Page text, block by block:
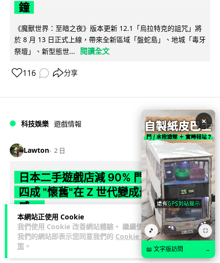
本網站正使用 Cookie
我們使用 Cookie 改善網站體驗。 繼續使用
我們的網站即表示您同意我們的 Cookie 政
策 。
鐘
《魔獸世界：至暗之夜》版本更新 12.1「烏拉特克的詛咒」將
於 8 月 13 日正式上線，帶來全新區域「盤蛇島」、地城「毒牙
祭壇」、新型態世...
閱讀全文
116 分享
科技娛樂 遊戲情報
Lawton 2 日
日本二手遊戲店減 90% 門市 業績反增
四成 "懷舊"在 Z 世代變成最潮「新鮮
感」
日本零售巨頭 GEO 將懷舊遊戲銷售門市從 1,000 間大幅減至
99 間，但銷售額卻不降反升至過往的 1.4 倍。做到「減店增
收」奇蹟，...
×
🎵 ⛶
📖 文字版訪問 →